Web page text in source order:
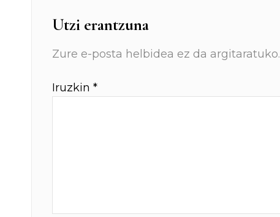
Utzi erantzuna
Zure e-posta helbidea ez da argitaratuko.
Iruzkin *